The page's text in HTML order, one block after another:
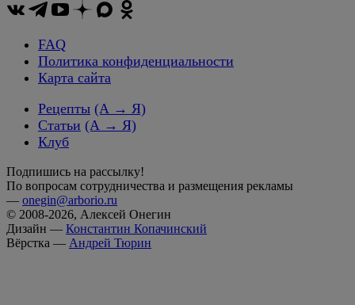
FAQ
Политика конфиденциальности
Карта сайта
Рецепты (А → Я)
Статьи (А → Я)
Клуб
Подпишись на рассылку!
По вопросам сотрудничества и размещения рекламы
— onegin@arborio.ru
© 2008-2026, Алексей Онегин
Дизайн — Константин Копачинский
Вёрстка — Андрей Тюрин